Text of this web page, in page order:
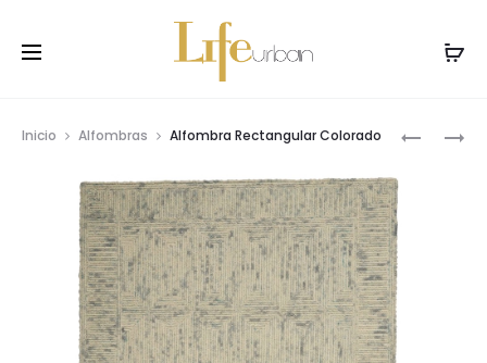
Inicio Alfombras Alfombra Rectangular Colorado